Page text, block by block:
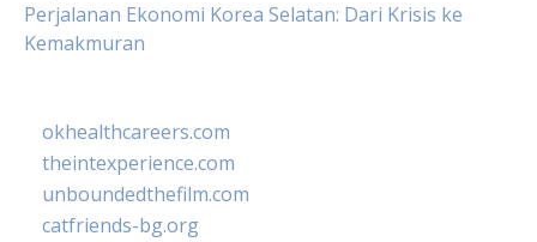
Perjalanan Ekonomi Korea Selatan: Dari Krisis ke
Kemakmuran
okhealthcareers.com
theintexperience.com
unboundedthefilm.com
catfriends-bg.org